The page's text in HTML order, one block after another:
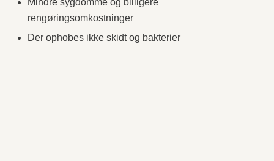
Mindre sygdomme og billigere
rengøringsomkostninger
Der ophobes ikke skidt og bakterier